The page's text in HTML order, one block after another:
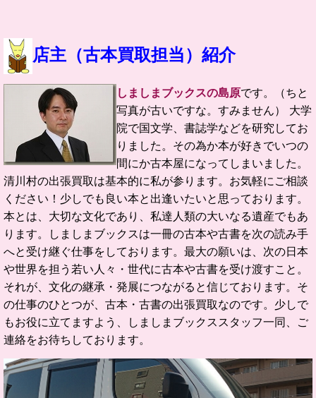
店主（古本買取担当）紹介
しましまブックスの島原です。（ちと
写真が古いですな。すみません） 大学
院で国文学、書誌学などを研究してお
りました。 その為か本が好きでいつの
間にか古本屋になってしまいました。
清川村の出張買取は基本的に私が参ります。お気軽にご相談
ください！ 少しでも良い本と出逢いたいと思っております。
本とは、大切な文化であり、私達人類の大いなる遺産でもあ
ります。
しましまブックスは一冊の古本や古書を次の読み手
へと受け継ぐ仕事をしております。 最大の願いは、次の日本
や世界を担う若い人々・世代に古本や古書を受け渡すこと。
それが、文化の継承・発展につながると信じております。 そ
の仕事のひとつが、古本・古書の出張買取なのです。 少しで
もお役に立てますよう、しましまブックススタッフ一同、ご
連絡をお待ちしております。